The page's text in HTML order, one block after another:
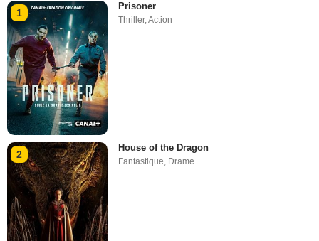
1
Prisoner
Thriller,Action
2
House of the Dragon
Fantastique Drame